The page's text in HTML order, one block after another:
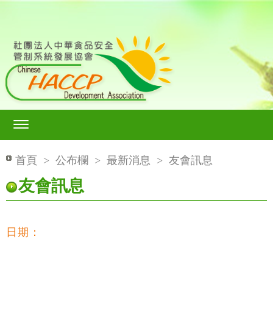
首頁 > 公布欄 > 最新消息 > 友會訊息
友會訊息
日期：